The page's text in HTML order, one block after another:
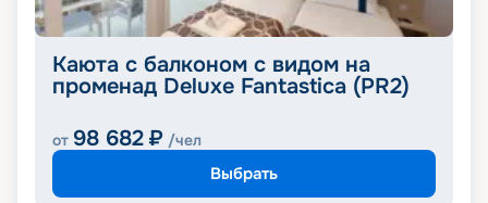
Каюта с балконом с видом на
променад Deluxe Fantastica (PR2)
от 98 682 ₽ /чел
Выбрать